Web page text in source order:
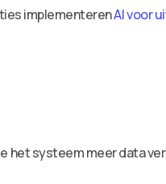
implementerenAI voor
het systeem meer data